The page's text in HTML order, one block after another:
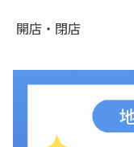
開店・閉店